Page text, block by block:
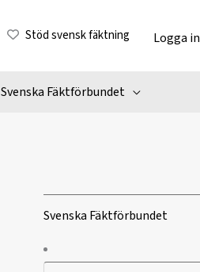
Stöd svensk fäktning Logga in
Svenska Fäktförbundet
Svenska Fäktförbundet